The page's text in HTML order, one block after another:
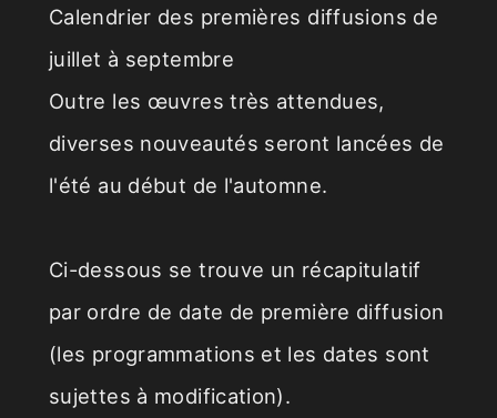
Calendrier des premières diffusions de
juillet à septembre
Outre les œuvres très attendues,
diverses nouveautés seront lancées de
l'été au début de l'automne.
Ci-dessous se trouve un récapitulatif
par ordre de date de première diffusion
(les programmations et les dates sont
sujettes à modification).